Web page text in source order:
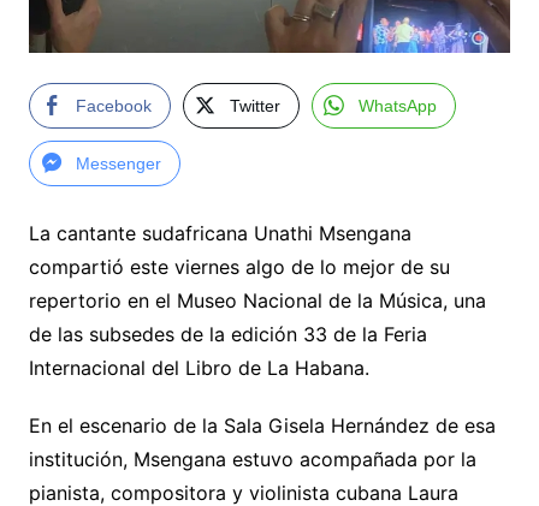
Facebook Twitter WhatsApp
Messenger
La cantante sudafricana Unathi Msengana
compartió este viernes algo de lo mejor de su
repertorio en el Museo Nacional de la Música, una
de las subsedes de la edición 33 de la Feria
Internacional del Libro de La Habana.
En el escenario de la Sala Gisela Hernández de esa
institución, Msengana estuvo acompañada por la
pianista, compositora y violinista cubana Laura